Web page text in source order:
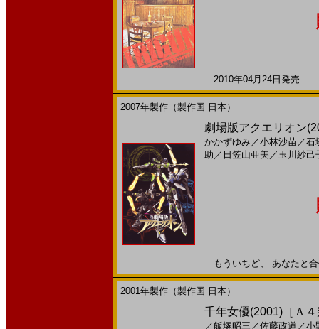
2010年04月24日発売
2007年製作（製作国 日本）
劇場版アクエリオン
かかずゆみ／小林沙苗／石
助 ／ 日笠山亜美／ 玉川紗己
もういちど、 あなたと
2001年製作（製作国 日本）
千年女優(2001)［Ａ
／飯塚昭三 ／佐藤政道 ／小